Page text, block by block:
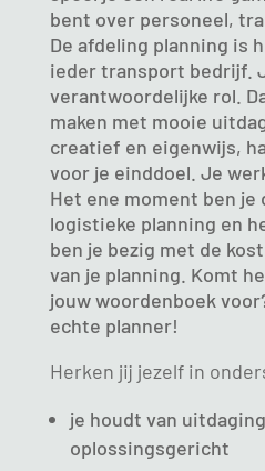
bent over personeel,
De afdeling planning is
ieder transport bedrijf.
verantwoordelijke rol.
maken met mooie
creatief en eigenwijs,
voor je einddoel. Je
Het ene moment ben je
logistieke planning en
ben je bezig met de
van je planning. Komt
jouw woordenboek
echte planner!
Herken jij jezelf in
je houdt van
oplossingsgericht